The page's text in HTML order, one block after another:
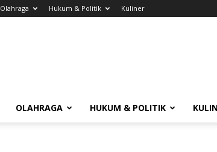
Olahraga Hukum & Politik Kuliner
OLAHRAGA HUKUM & POLITIK